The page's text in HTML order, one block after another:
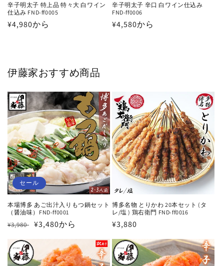
辛子明太子 特上品 特々大 白ワイン
仕込み FND-ff0005
通
¥4,980から
辛子明太子 辛口 白ワイン仕込み
FND-ff0006
通
¥4,580から
伊藤家おすすめ商品
セール
本場博多 あご出汁入りもつ鍋セット
（醤油味）FND-ff0001
通
価
格
¥3,980 セ
価
¥3,480から
博多名物 とりかわ 20本セット (タ
レ/塩 ) 鶏右衛門 FND-ff0016
通
価
格
¥3,880